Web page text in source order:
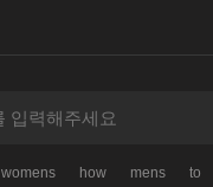
womens how mens to